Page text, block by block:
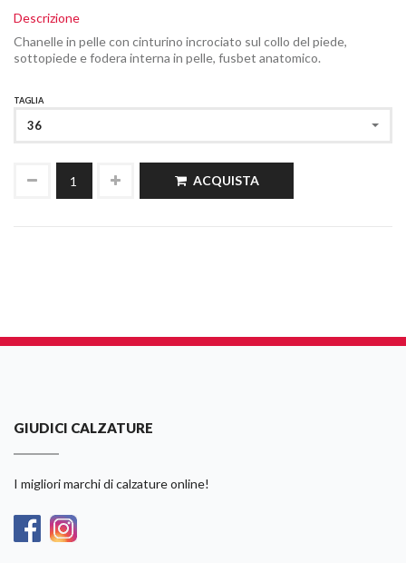
Descrizione
Chanelle in pelle con cinturino incrociato sul collo del piede,
sottopiede e fodera interna in pelle, fusbet anatomico.
TAGLIA
36
ACQUISTA
GIUDICI CALZATURE
I migliori marchi di calzature online!